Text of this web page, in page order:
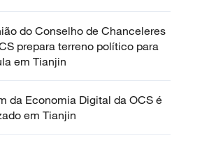
do Conselho de Chanceleres
prepara terreno político para
em Tianjin
da Economia Digital da OCS é
em Tianjin